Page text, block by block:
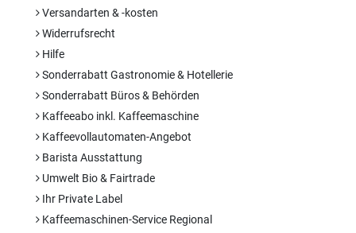
Versandarten & -kosten
Widerrufsrecht
Hilfe
Sonderrabatt Gastronomie & Hotellerie
Sonderrabatt Büros & Behörden
Kaffeeabo inkl. Kaffeemaschine
Kaffeevollautomaten-Angebot
Barista Ausstattung
Umwelt Bio & Fairtrade
Ihr Private Label
Kaffeemaschinen-Service Regional